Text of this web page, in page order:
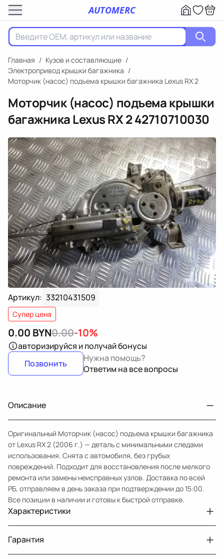
AUTOMERC
Главная / Кузов и составляющие /
Электропривод крышки багажника /
Моторчик (насос) подъема крышки багажника Lexus RX 2
Моторчик (насос) подъема крышки
багажника Lexus RX 242710710030
Артикул: 33210431509
Супер цена
0.00 BYN0.00-10%
авторизируйся и получай бонусы
Позвонить
Нужна помощь?
Ответим на все вопросы
Описание
Оригинальный Моторчик (насос) подъема крышки багажника
от Lexus RX 2 (2006 г.) — деталь с минимальными следами
использования. Снята с автомобиля, без грубых
повреждений. Подходит для восстановления после мелкого
ремонта или замены неисправных узлов. Доставка по всей
РБ, отправляем в день заказа при подтверждении до 15:00.
Все позиции в наличии и готовы к быстрой отправке.
Характеристики
Гарантия